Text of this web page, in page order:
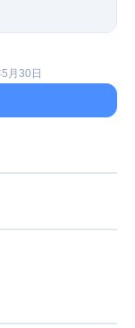
月30日